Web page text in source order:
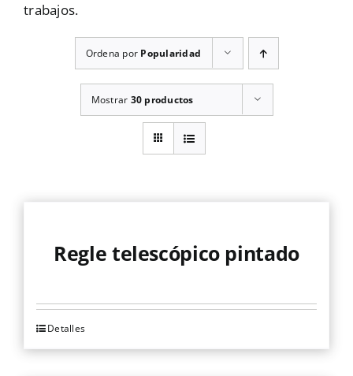
trabajos.
Ordena por Popularidad
Mostrar 30 productos
Regle telescópico pintado
Este
producto
Detalles